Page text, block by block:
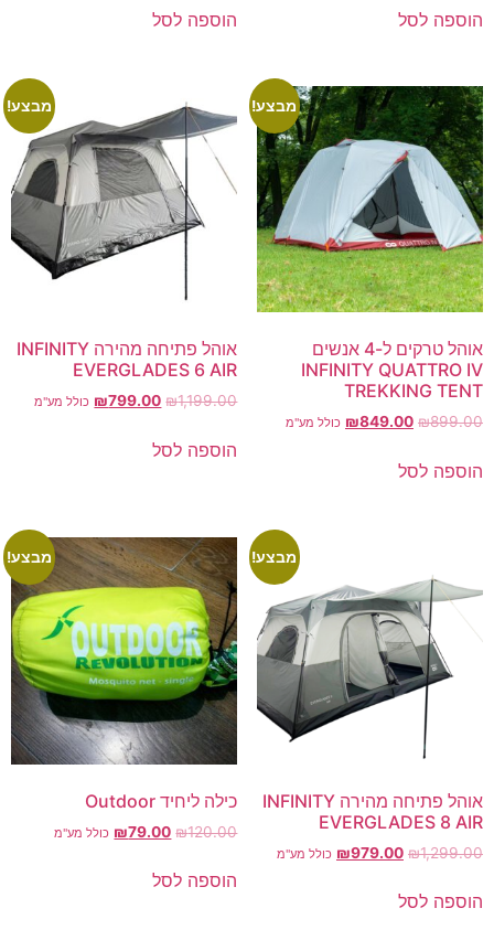
הוספה לסל הוספה לסל
מבצע!
אוהל טרקים ל-4 אנשים
INFINITY QUATTRO IV
TREKKING TENT
₪899.00
₪849.00 כולל מע"מ
הוספה לסל
מבצע!
אוהל פתיחה מהירה INFINITY
EVERGLADES 6 AIR
₪1,199.00
₪799.00 כולל מע"מ
הוספה לסל
מבצע!
אוהל פתיחה מהירה INFINITY
EVERGLADES 8 AIR
₪1,299.00
₪979.00 כולל מע"מ
הוספה לסל
מבצע!
כילה ליחיד Outdoor
₪120.00
₪79.00 כולל מע"מ
הוספה לסל